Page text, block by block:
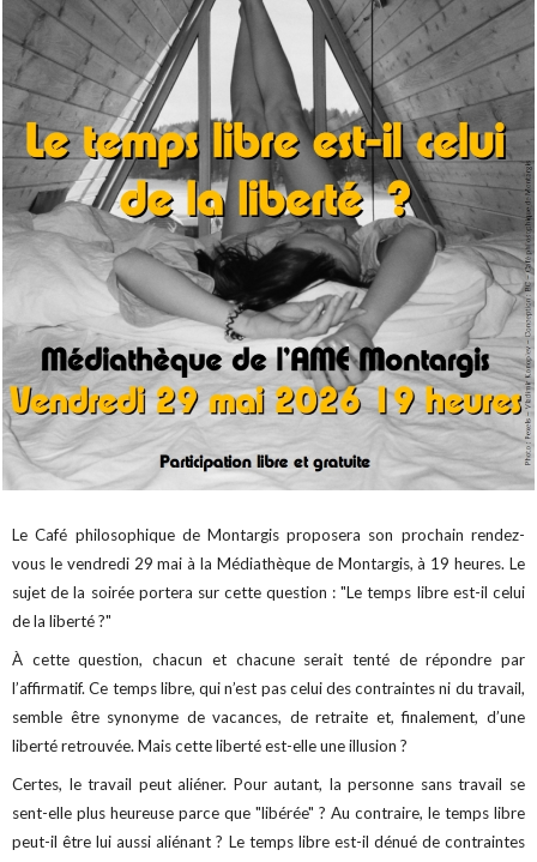
Le Café philosophique de Montargis proposera son prochain rendez-
vous le vendredi 29 mai à la Médiathèque de Montargis, à 19 heures. Le
sujet de la soirée portera sur cette question : "Le temps libre est-il celui
de la liberté ?"
À cette question, chacun et chacune serait tenté de répondre par
l’affirmatif. Ce temps libre, qui n’est pas celui des contraintes ni du travail,
semble être synonyme de vacances, de retraite et, finalement, d’une
liberté retrouvée. Mais cette liberté est-elle une illusion ?
Certes, le travail peut aliéner. Pour autant, la personne sans travail se
sent-elle plus heureuse parce que "libérée" ? Au contraire, le temps libre
peut-il être lui aussi aliénant ? Le temps libre est-il dénué de contraintes